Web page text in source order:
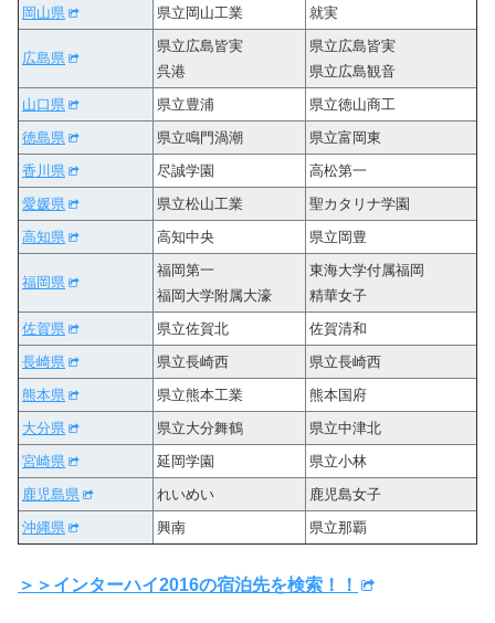
岡山県 県立岡山工業 就実
広島県
県立広島皆実
呉港
県立広島皆実
県立広島観音
山口県
県立豊浦
県立徳山商工
徳島県
県立鳴門渦潮
県立富岡東
香川県
尽誠学園
高松第一
愛媛県
県立松山工業
聖カタリナ学園
高知県
高知中央 県立岡豊
福岡県
福岡第一
福岡大学附属大濠
東海大学付属福岡
精華女子
佐賀県
県立佐賀北
佐賀清和
長崎県
県立長崎西
県立長崎西
熊本県
県立熊本工業
熊本国府
大分県
県立大分舞鶴
県立中津北
宮崎県
延岡学園
県立小林
鹿児島県
れいめい
鹿児島女子
沖縄県
興南 県立那覇
＞＞インターハイ2016の宿泊先を検索！！